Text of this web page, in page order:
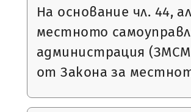
На основание чл. 44,
местното
администрация
от Закона за